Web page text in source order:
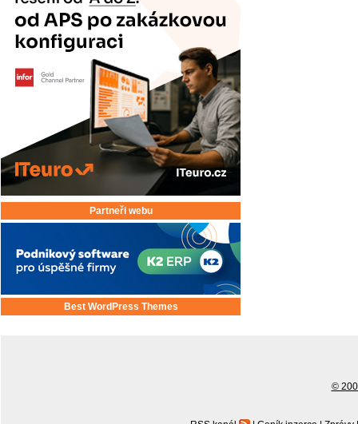
Partneři webu
Best WordPress Themes
©